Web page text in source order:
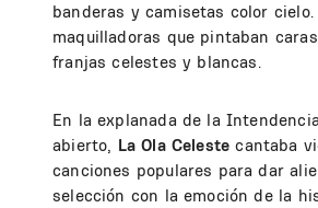
banderas y camisetas color cielo.
maquilladoras que pintaban
franjas celestes y blancas.
En la explanada de la
abierto, La Ola Celestecantaba
canciones populares para dar
selección con la emoción de la